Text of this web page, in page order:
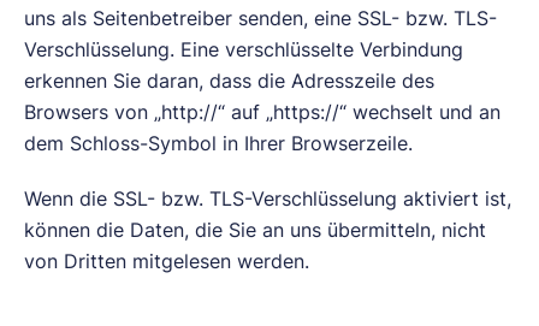
uns als Seitenbetreiber senden, eine SSL- bzw. TLS-
Verschlüsselung. Eine verschlüsselte Verbindung
erkennen Sie daran, dass die Adresszeile des
Browsers von „http://“ auf „https://“ wechselt und an
dem Schloss-Symbol in Ihrer Browserzeile.
Wenn die SSL- bzw. TLS-Verschlüsselung aktiviert ist,
können die Daten, die Sie an uns übermitteln, nicht
von Dritten mitgelesen werden.